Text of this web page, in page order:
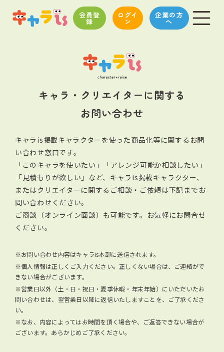
会員登
録
ログイ
ン
企業の方
へ
キャラ・クリエイターに関する
お問い合わせ
キャラis掲載キャラクターを使った商品化等に関するお問
い合わせ窓口です。
「このキャラを使いたい」「アレンジ可能か相談したい」
「見積もりが欲しい」など、キャラis掲載キャラクター、
またはクリエイターに関する ご相談・ご依頼は下記までお
問い合わせください。
ご商談（オンライン面談）も可能です。お気軽にお問合せ
ください。
※お問い合わせ内容はキャラis本部に送信されます。
※個人情報は正しくご入力ください。正しくない場合は、ご連絡がで
きない場合がございます。
※営業日以外（土・日・祝日・夏季休暇・年末年始）にいただいたお
問い合わせは、翌営業日以降に返信いたしますことを、ご了承くださ
い。
※なお、内容によってはお時間を頂く場合や、ご返答できない場合が
ございます。あらかじめご了承ください。